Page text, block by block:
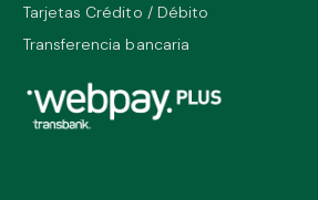
Tarjetas Crédito / Débito
Transferencia bancaria